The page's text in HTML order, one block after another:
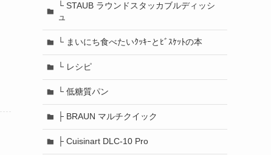
└ STAUB ラウンドスタッカブルディッシ
ュ
└ まいにち食べたいｸｯｷｰとﾋﾞｽｹｯﾄの本
└ レシピ
└ 低糖質パン
├ BRAUN マルチクイック
├ Cuisinart DLC-10 Pro